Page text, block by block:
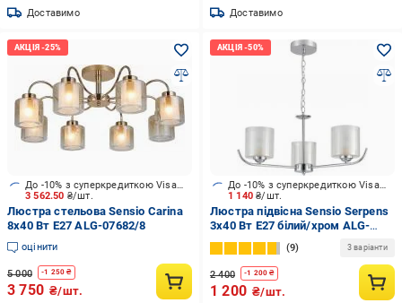
Доставимо Доставимо
3 562.50 ₴/шт.
До -10% з суперкредиткою Visa Вигода
Люстра стельова Sensio Carina
8x40 Вт E27 ALG-07682/8
оцінити
5 000 -1 250 ₴
3 750 ₴/шт.
1 140₴/шт.
До -10% з суперкредиткою Visa Вигода
Люстра підвісна Sensio Serpens
3x40 Вт E27 білий/хром ALG-
07491/3
9 3 варіанти
2 400 -1 200 ₴
1 200 ₴/шт.